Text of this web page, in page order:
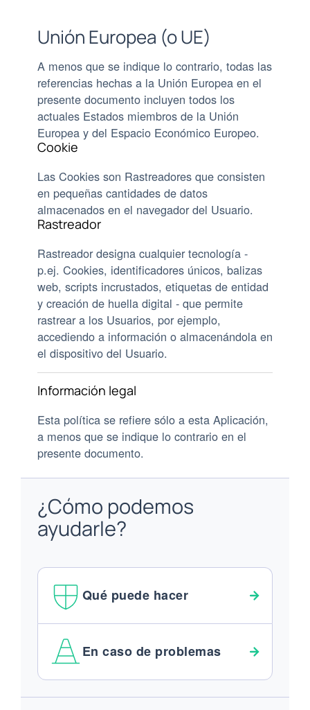
Unión Europea (o UE)
A menos que se indique lo contrario, todas las
referencias hechas a la Unión Europea en el
presente documento incluyen todos los
actuales Estados miembros de la Unión
Europea y del Espacio Económico Europeo.
Cookie
Las Cookies son Rastreadores que consisten
en pequeñas cantidades de datos
almacenados en el navegador del Usuario.
Rastreador
Rastreador designa cualquier tecnología -
p.ej. Cookies, identificadores únicos, balizas
web, scripts incrustados, etiquetas de entidad
y creación de huella digital - que permite
rastrear a los Usuarios, por ejemplo,
accediendo a información o almacenándola en
el dispositivo del Usuario.
Información legal
Esta política se refiere sólo a esta Aplicación,
a menos que se indique lo contrario en el
presente documento.
¿Cómo podemos
ayudarle?
Qué puede hacer
En caso de problemas